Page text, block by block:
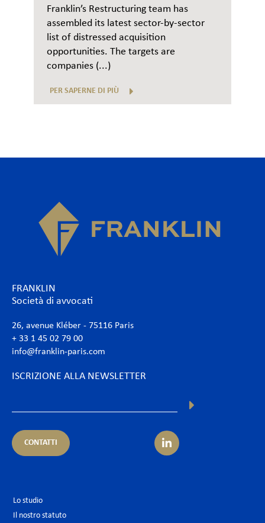
Franklin’s Restructuring team has
assembled its latest sector-by-sector
list of distressed acquisition
opportunities. The targets are
companies (...)
PER SAPERNE DI PIÙ
FRANKLIN
Società di avvocati
26, avenue Kléber - 75116 Paris
+ 33 1 45 02 79 00
info@franklin-paris.com
ISCRIZIONE ALLA NEWSLETTER
CONTATTI
Lo studio
Il nostro statuto